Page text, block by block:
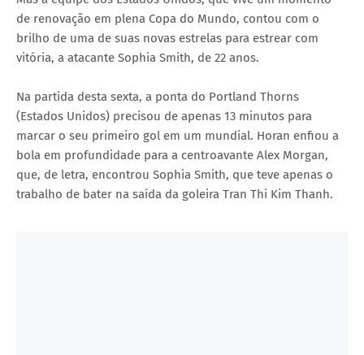
de renovação em plena Copa do Mundo, contou com o
brilho de uma de suas novas estrelas para estrear com
vitória, a atacante Sophia Smith, de 22 anos.
Na partida desta sexta, a ponta do Portland Thorns
(Estados Unidos) precisou de apenas 13 minutos para
marcar o seu primeiro gol em um mundial. Horan enfiou a
bola em profundidade para a centroavante Alex Morgan,
que, de letra, encontrou Sophia Smith, que teve apenas o
trabalho de bater na saída da goleira Tran Thi Kim Thanh.